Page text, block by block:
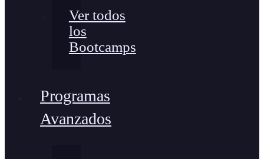
Ver todos
los
Bootcamps
Programas
Avanzados